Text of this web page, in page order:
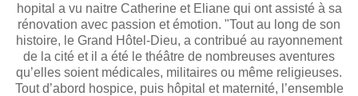
hopital a vu naitre Catherine et Eliane qui ont assisté à sa
rénovation avec passion et émotion. "Tout au long de son
histoire, le Grand Hôtel-Dieu, a contribué au rayonnement
de la cité et il a été le théâtre de nombreuses aventures
qu’elles soient médicales, militaires ou même religieuses.
Tout d’abord hospice, puis hôpital et maternité, l’ensemble